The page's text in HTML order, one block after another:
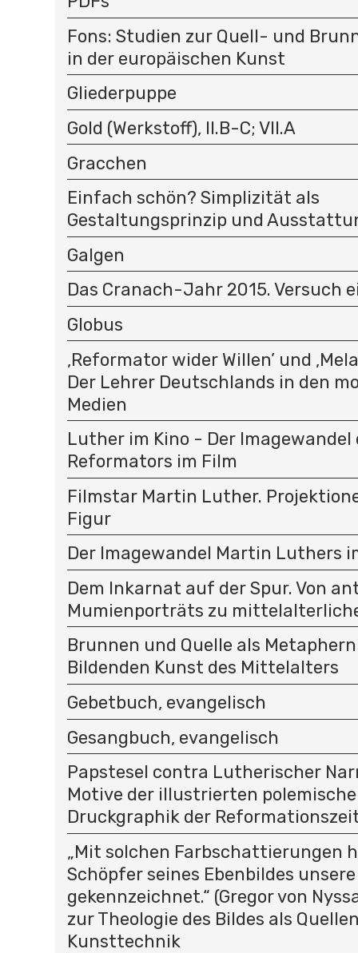
Fons: Studien zur Quell- und
in der europäischen Kunst
Gliederpuppe
Gold (Werkstoff), II.B-C; VII.A
Gracchen
Einfach schön? Simplizität als
Gestaltungsprinzip und
Galgen
Das Cranach-Jahr 2015. Versuch
Globus
‚Reformator wider Willen’ und
Der Lehrer Deutschlands in den
Medien
Luther im Kino - Der Imagewandel
Reformators im Film
Filmstar Martin Luther.
Figur
Der Imagewandel Martin Luthers
Dem Inkarnat auf der Spur. Von
Mumienporträts zu
Brunnen und Quelle als
Bildenden Kunst des Mittelalters
Gebetbuch, evangelisch
Gesangbuch, evangelisch
Papstesel contra Lutherischer
Motive der illustrierten
Druckgraphik der
„Mit solchen Farbschattierungen
Schöpfer seines Ebenbildes
gekennzeichnet.“ (Gregor von
zur Theologie des Bildes als
Kunsttechnik